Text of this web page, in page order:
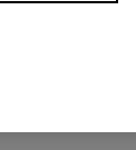
m²